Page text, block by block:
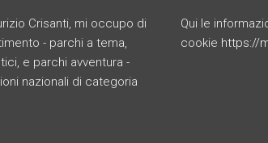
Crisanti, mi occupo di
- parchi a tema,
e parchi avventura -
nazionali di categoria
Qui le
cookie https://